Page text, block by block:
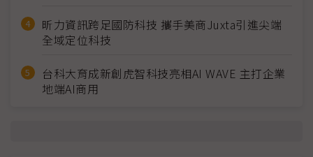
昕力資訊跨足國防科技 攜手美商Juxta引進尖端
全域定位科技
台科大育成新創虎智科技亮相AI WAVE 主打企業
地端AI商用